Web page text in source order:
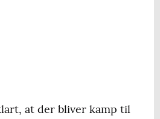
at der bliver kamp til